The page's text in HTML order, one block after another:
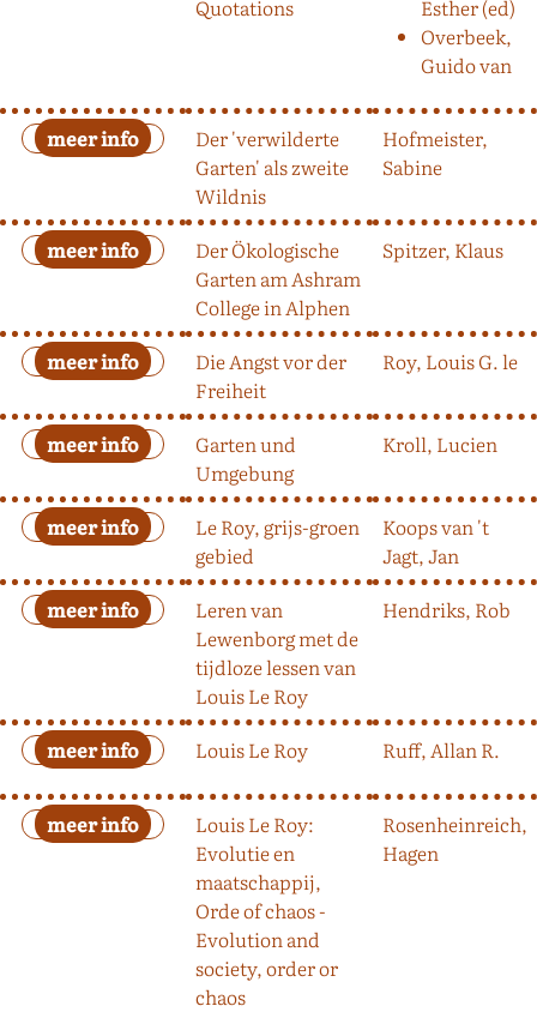
Quotations
Esther (ed)
Overbeek,
Guido van
Der 'verwilderte
Garten' als zweite
Wildnis
Hofmeister,
Sabine
Der Ökologische
Garten am Ashram
College in Alphen
Spitzer, Klaus
Die Angst vor der
Freiheit
Roy, Louis G. le
Garten und
Umgebung
Kroll, Lucien
Le Roy, grijs-groen
gebied
Koops van 't
Jagt, Jan
Leren van
Lewenborg met de
tijdloze lessen van
Louis Le Roy
Hendriks, Rob
Louis Le Roy Ruff, Allan R.
Louis Le Roy:
Evolutie en
maatschappij,
Orde of chaos -
Evolution and
society, order or
chaos
Rosenheinreich,
Hagen